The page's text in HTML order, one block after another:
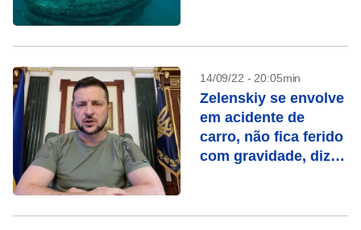
14/09/22 - 20:05min
Zelenskiy se envolve
em acidente de
carro, não fica ferido
com gravidade, diz